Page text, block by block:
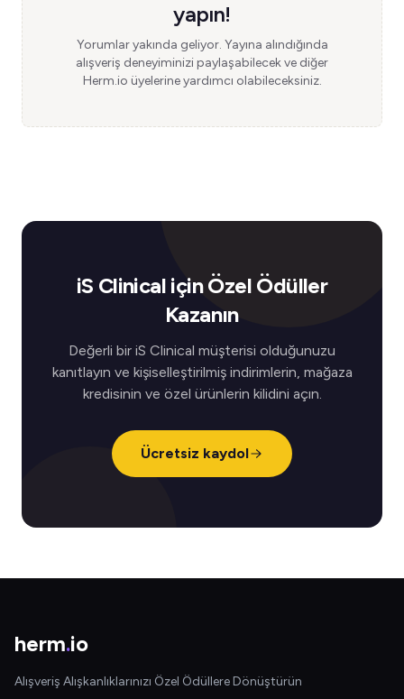
yapın!
Yorumlar yakında geliyor. Yayına alındığında
alışveriş deneyiminizi paylaşabilecek ve diğer
Herm.io üyelerine yardımcı olabileceksiniz.
iS Clinical için Özel Ödüller
Kazanın
Değerli bir iS Clinical müşterisi olduğunuzu
kanıtlayın ve kişiselleştirilmiş indirimlerin, mağaza
kredisinin ve özel ürünlerin kilidini açın.
Ücretsiz kaydol
herm.io
Alışveriş Alışkanlıklarınızı Özel Ödüllere Dönüştürün